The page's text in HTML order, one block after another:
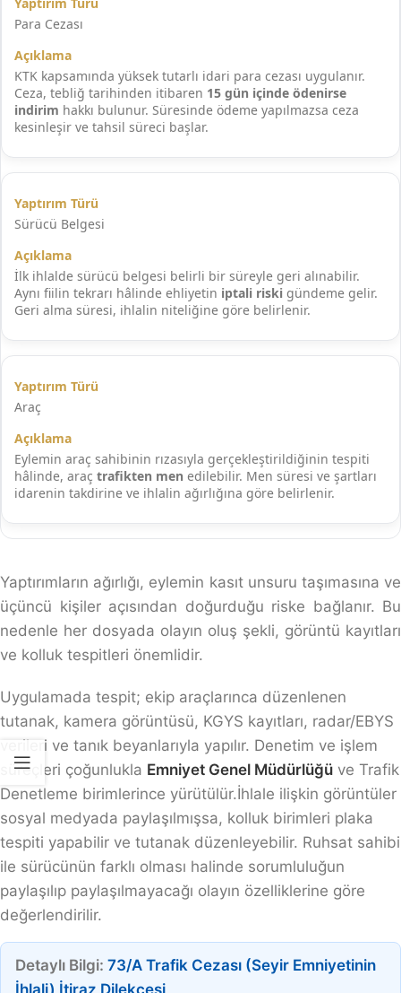
Para Cezası
KTK kapsamında yüksek tutarlı idari para cezası uygulanır.
Ceza, tebliğ tarihinden itibaren 15 gün içinde ödenirse
indirim hakkı bulunur. Süresinde ödeme yapılmazsa ceza
kesinleşir ve tahsil süreci başlar.
Sürücü Belgesi
İlk ihlalde sürücü belgesi belirli bir süreyle geri alınabilir.
Aynı fiilin tekrarı hâlinde ehliyetin iptali riski gündeme gelir.
Geri alma süresi, ihlalin niteliğine göre belirlenir.
Araç
Eylemin araç sahibinin rızasıyla gerçekleştirildiğinin tespiti
hâlinde, araç trafikten men edilebilir. Men süresi ve şartları
idarenin takdirine ve ihlalin ağırlığına göre belirlenir.
Yaptırımların ağırlığı, eylemin kasıt unsuru taşımasına ve
üçüncü kişiler açısından doğurduğu riske bağlanır. Bu
nedenle her dosyada olayın oluş şekli, görüntü kayıtları
ve kolluk tespitleri önemlidir.
Uygulamada tespit; ekip araçlarınca düzenlenen
tutanak, kamera görüntüsü, KGYS kayıtları, radar/EBYS
verileri ve tanık beyanlarıyla yapılır. Denetim ve işlem
süreçleri çoğunlukla Emniyet Genel Müdürlüğü ve Trafik
Denetleme birimlerince yürütülür.İhlale ilişkin görüntüler
sosyal medyada paylaşılmışsa, kolluk birimleri plaka
tespiti yapabilir ve tutanak düzenleyebilir. Ruhsat sahibi
ile sürücünün farklı olması halinde sorumluluğun
paylaşılıp paylaşılmayacağı olayın özelliklerine göre
değerlendirilir.
Detaylı Bilgi: 73/A Trafik Cezası (Seyir Emniyetinin
İhlali) İtiraz Dilekçesi